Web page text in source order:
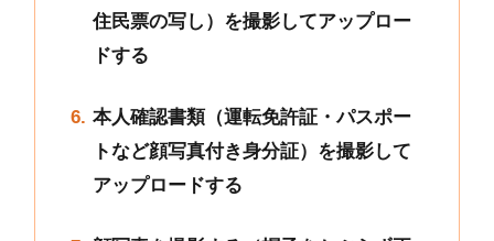
住民票の写し）を撮影してアップロー
ドする
本人確認書類（運転免許証・パスポー
トなど顔写真付き身分証）を撮影して
アップロードする